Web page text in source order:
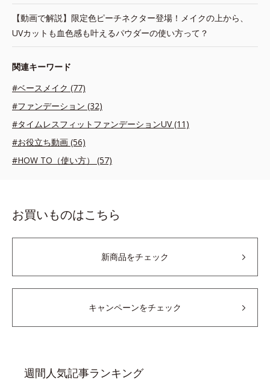
【動画で解説】限定色ピーチネクター登場！メイクの上から、
UVカットも血色感も叶えるパウダーの使い方って？
関連キーワード
#ベースメイク (77)
#ファンデーション (32)
#タイムレスフィットファンデーションUV (11)
#お役立ち動画 (56)
#HOW TO（使い方） (57)
お買いものはこちら
新商品をチェック
キャンペーンをチェック
週間人気記事ランキング